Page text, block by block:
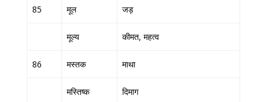
85 मूल जड़
मूल्य कीमत, महत्व
86 मस्तक माथा
मस्तिष्क दिमाग